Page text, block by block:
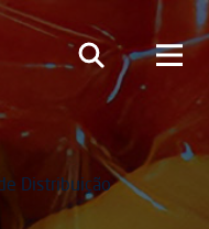
Distribuição